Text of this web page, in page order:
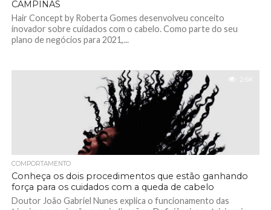
CAMPINAS
Hair Concept by Roberta Gomes desenvolveu conceito
inovador sobre cuidados com o cabelo. Como parte do seu
plano de negócios para 2021,...
2.6K
COMPORTAMENTO
Conheça os dois procedimentos que estão ganhando
força para os cuidados com a queda de cabelo
Doutor João Gabriel Nunes explica o funcionamento das